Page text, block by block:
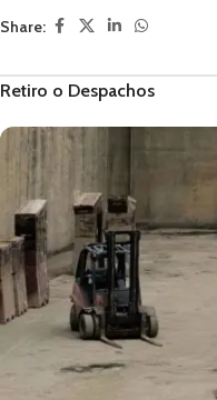
Share:
Retiro o Despachos